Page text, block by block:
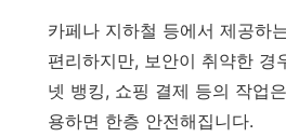
카페나 지하철 등에서 제공하
편리하지만, 보안이 취약한 경
넷 뱅킹, 쇼핑 결제 등의 작업
용하면 한층 안전해집니다.